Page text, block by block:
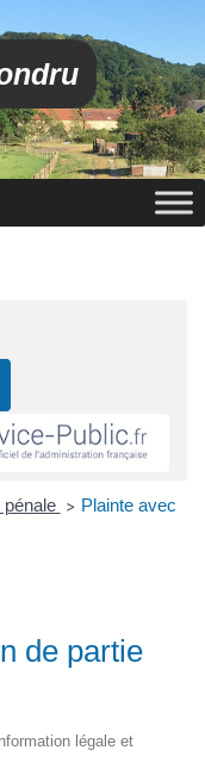
pénale > Plainte avec
de partie
légale et